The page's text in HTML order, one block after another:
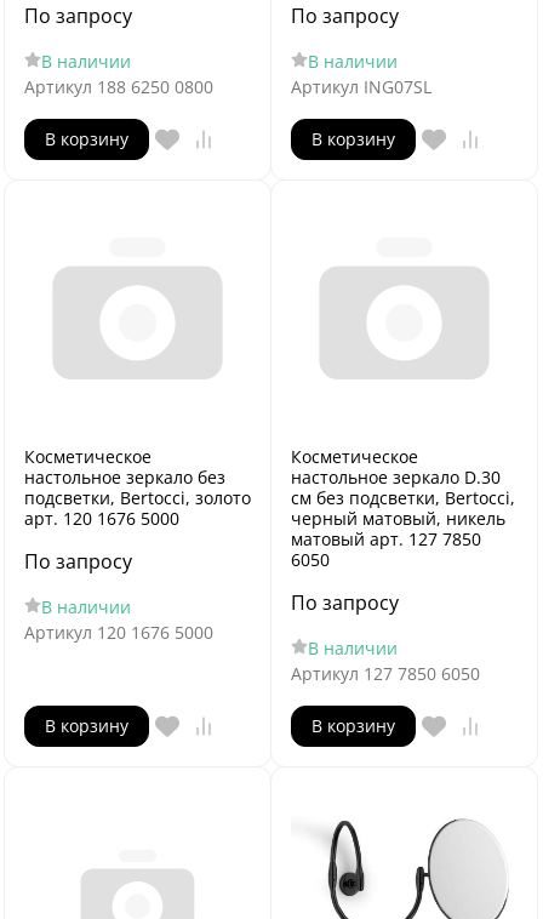
По запросу
В наличии
Артикул 188 6250 0800
В корзину
По запросу
В наличии
Артикул ING07SL
В корзину
Косметическое
настольное зеркало без
подсветки, Bertocci, золото
арт. 120 1676 5000
По запросу
В наличии
Артикул 120 1676 5000
В корзину
Косметическое
настольное зеркало D.30
см без подсветки, Bertocci,
черный матовый, никель
матовый арт. 127 7850
6050
По запросу
В наличии
Артикул 127 7850 6050
В корзину